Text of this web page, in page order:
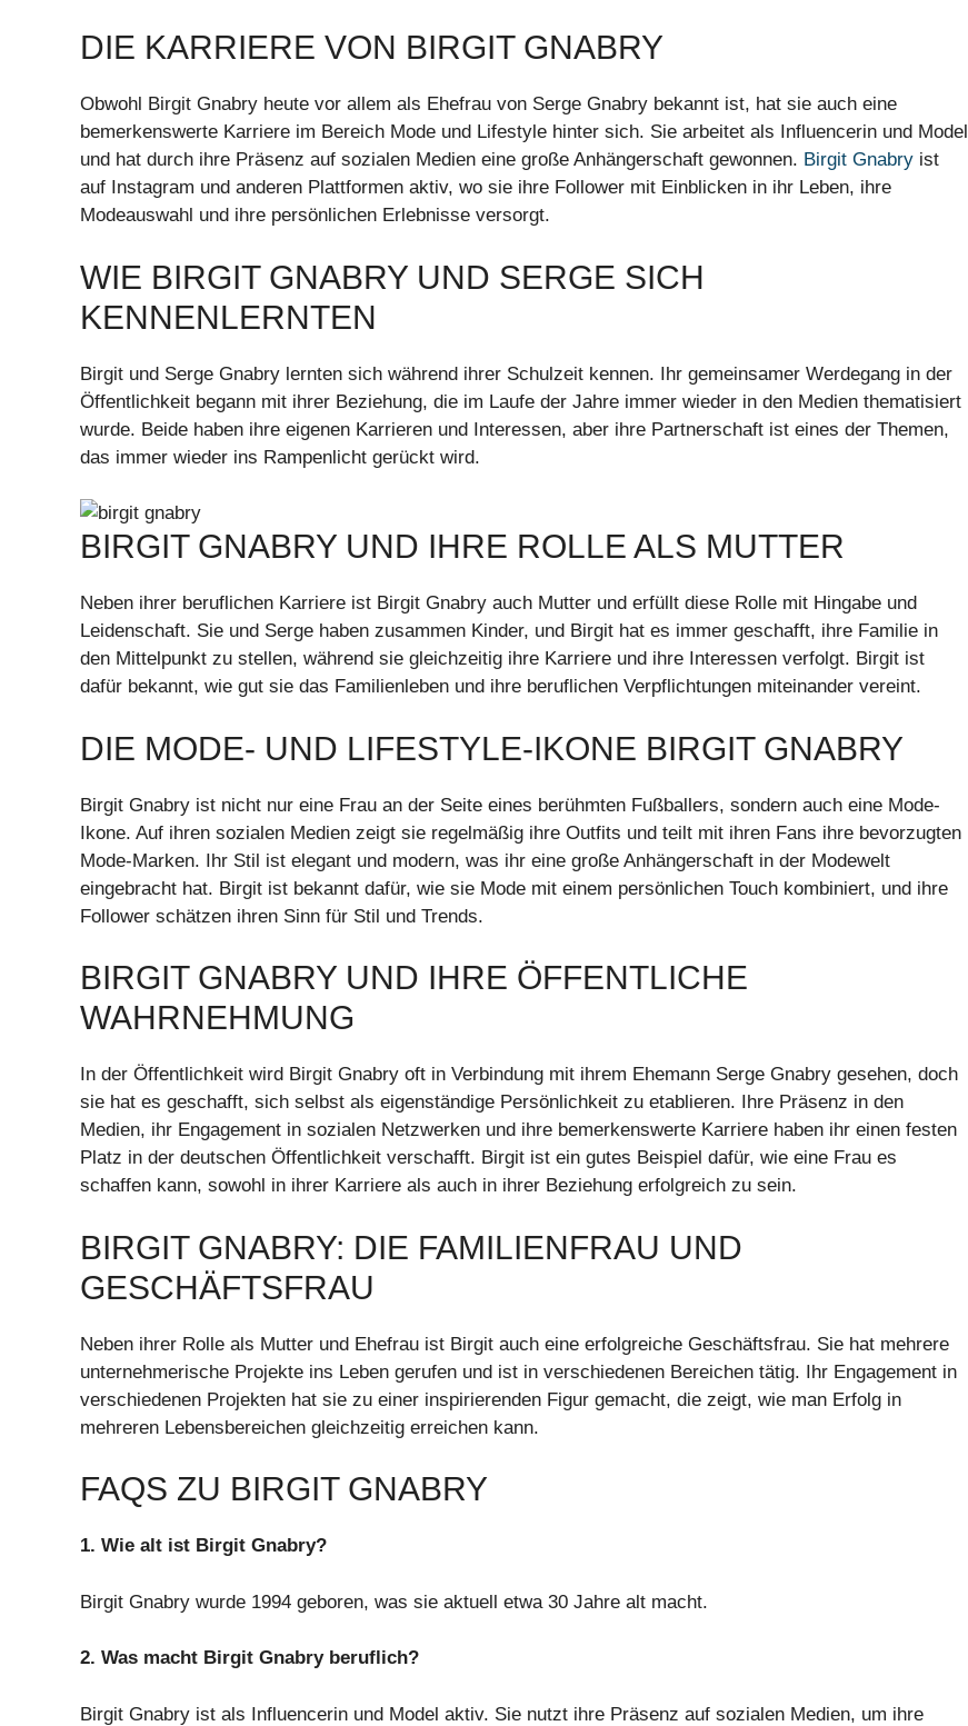
DIE KARRIERE VON BIRGIT GNABRY
Obwohl Birgit Gnabry heute vor allem als Ehefrau von Serge Gnabry bekannt ist, hat sie auch eine
bemerkenswerte Karriere im Bereich Mode und Lifestyle hinter sich. Sie arbeitet als Influencerin und Model
und hat durch ihre Präsenz auf sozialen Medien eine große Anhängerschaft gewonnen. Birgit Gnabry ist
auf Instagram und anderen Plattformen aktiv, wo sie ihre Follower mit Einblicken in ihr Leben, ihre
Modeauswahl und ihre persönlichen Erlebnisse versorgt.
WIE BIRGIT GNABRY UND SERGE SICH
KENNENLERNTEN
Birgit und Serge Gnabry lernten sich während ihrer Schulzeit kennen. Ihr gemeinsamer Werdegang in der
Öffentlichkeit begann mit ihrer Beziehung, die im Laufe der Jahre immer wieder in den Medien thematisiert
wurde. Beide haben ihre eigenen Karrieren und Interessen, aber ihre Partnerschaft ist eines der Themen,
das immer wieder ins Rampenlicht gerückt wird.
BIRGIT GNABRY UND IHRE ROLLE ALS MUTTER
Neben ihrer beruflichen Karriere ist Birgit Gnabry auch Mutter und erfüllt diese Rolle mit Hingabe und
Leidenschaft. Sie und Serge haben zusammen Kinder, und Birgit hat es immer geschafft, ihre Familie in
den Mittelpunkt zu stellen, während sie gleichzeitig ihre Karriere und ihre Interessen verfolgt. Birgit ist
dafür bekannt, wie gut sie das Familienleben und ihre beruflichen Verpflichtungen miteinander vereint.
DIE MODE- UND LIFESTYLE-IKONE BIRGIT GNABRY
Birgit Gnabry ist nicht nur eine Frau an der Seite eines berühmten Fußballers, sondern auch eine Mode-
Ikone. Auf ihren sozialen Medien zeigt sie regelmäßig ihre Outfits und teilt mit ihren Fans ihre bevorzugten
Mode-Marken. Ihr Stil ist elegant und modern, was ihr eine große Anhängerschaft in der Modewelt
eingebracht hat. Birgit ist bekannt dafür, wie sie Mode mit einem persönlichen Touch kombiniert, und ihre
Follower schätzen ihren Sinn für Stil und Trends.
BIRGIT GNABRY UND IHRE ÖFFENTLICHE
WAHRNEHMUNG
In der Öffentlichkeit wird Birgit Gnabry oft in Verbindung mit ihrem Ehemann Serge Gnabry gesehen, doch
sie hat es geschafft, sich selbst als eigenständige Persönlichkeit zu etablieren. Ihre Präsenz in den
Medien, ihr Engagement in sozialen Netzwerken und ihre bemerkenswerte Karriere haben ihr einen festen
Platz in der deutschen Öffentlichkeit verschafft. Birgit ist ein gutes Beispiel dafür, wie eine Frau es
schaffen kann, sowohl in ihrer Karriere als auch in ihrer Beziehung erfolgreich zu sein.
BIRGIT GNABRY: DIE FAMILIENFRAU UND
GESCHÄFTSFRAU
Neben ihrer Rolle als Mutter und Ehefrau ist Birgit auch eine erfolgreiche Geschäftsfrau. Sie hat mehrere
unternehmerische Projekte ins Leben gerufen und ist in verschiedenen Bereichen tätig. Ihr Engagement in
verschiedenen Projekten hat sie zu einer inspirierenden Figur gemacht, die zeigt, wie man Erfolg in
mehreren Lebensbereichen gleichzeitig erreichen kann.
FAQS ZU BIRGIT GNABRY
1. Wie alt ist Birgit Gnabry?
Birgit Gnabry wurde 1994 geboren, was sie aktuell etwa 30 Jahre alt macht.
2. Was macht Birgit Gnabry beruflich?
Birgit Gnabry ist als Influencerin und Model aktiv. Sie nutzt ihre Präsenz auf sozialen Medien, um ihre